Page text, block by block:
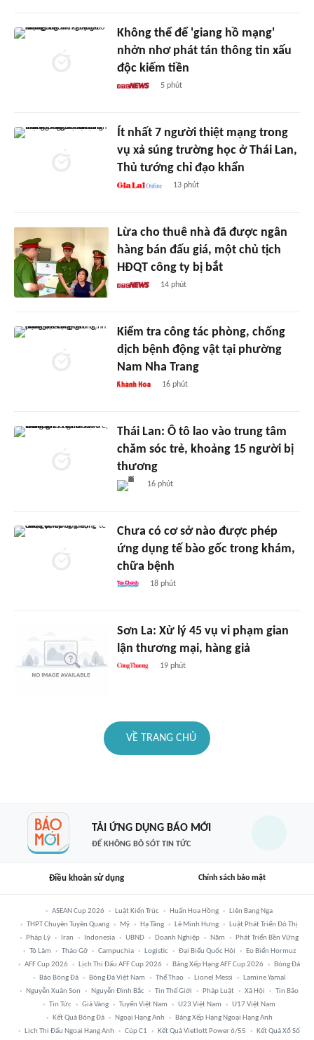
Không thể để 'giang hồ mạng'
nhởn nhơ phát tán thông tin xấu
độc kiếm tiền
5 phút
Ít nhất 7 người thiệt mạng trong
vụ xả súng trường học ở Thái Lan,
Thủ tướng chỉ đạo khẩn
13 phút
Lừa cho thuê nhà đã được ngân
hàng bán đấu giá, một chủ tịch
HĐQT công ty bị bắt
14 phút
Kiểm tra công tác phòng, chống
dịch bệnh động vật tại phường
Nam Nha Trang
16 phút
Thái Lan: Ô tô lao vào trung tâm
chăm sóc trẻ, khoảng 15 người bị
thương
16 phút
Chưa có cơ sở nào được phép
ứng dụng tế bào gốc trong khám,
chữa bệnh
18 phút
Sơn La: Xử lý 45 vụ vi phạm gian
lận thương mại, hàng giả
19 phút
VỀ TRANG CHỦ
TẢI ỨNG DỤNG BÁO MỚI
ĐỂ KHÔNG BỎ SÓT TIN TỨC
Điều khoản sử dụng Chính sách bảo mật
ASEAN Cup 2026 Luật Kiến Trúc Huấn Hoa Hồng
Liên Bang Nga
THPT Chuyên Tuyên Quang
Mỹ Hạ Tầng Lê Minh Hưng
Luật Phát Triển Đô Thị
Pháp Lý
Iran Indonesia UBND Doanh Nghiệp Năm
Phát Triển Bền Vững
Tô Lâm
Tháo Gỡ Campuchia Logistic Đại Biểu Quốc Hội
Eo Biển Hormuz
AFF Cup 2026
Lịch Thi Đấu AFF Cup 2026 Bảng Xếp Hạng AFF Cup 2026
Bóng Đá
Báo Bóng Đá
Bóng Đá Việt Nam Thể Thao Lionel Messi
Lamine Yamal
Nguyễn Xuân Son
Nguyễn Đình Bắc Tin Thế Giới Pháp Luật Xã Hội
Tin Bão
Tin Tức
Giá Vàng Tuyển Việt Nam U23 Việt Nam
U17 Việt Nam
Kết Quả Bóng Đá
Ngoại Hạng Anh
Bảng Xếp Hạng Ngoại Hạng Anh
Lịch Thi Đấu Ngoại Hạng Anh
Cúp C1 Kết Quả Vietlott Power 6/55
Kết Quả Xổ Số